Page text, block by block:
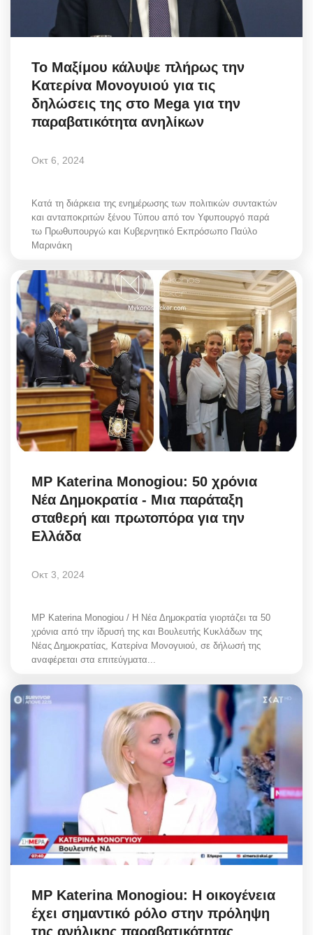
Το Μαξίμου κάλυψε πλήρως την
Κατερίνα Μονογυιού για τις
δηλώσεις της στο Mega για την
παραβατικότητα ανηλίκων
Οκτ 6, 2024
Κατά τη διάρκεια της ενημέρωσης των πολιτικών συντακτών
και ανταποκριτών ξένου Τύπου από τον Υφυπουργό παρά
τω Πρωθυπουργώ και Κυβερνητικό Εκπρόσωπο Παύλο
Μαρινάκη
MP Katerina Monogiou: 50 χρόνια
Νέα Δημοκρατία - Μια παράταξη
σταθερή και πρωτοπόρα για την
Ελλάδα
Οκτ 3, 2024
MP Katerina Monogiou / Η Νέα Δημοκρατία γιορτάζει τα 50
χρόνια από την ίδρυσή της και Βουλευτής Κυκλάδων της
Νέας Δημοκρατίας, Κατερίνα Μονογυιού, σε δήλωσή της
αναφέρεται στα επιτεύγματα...
MP Katerina Monogiou: Η οικογένεια
έχει σημαντικό ρόλο στην πρόληψη
της ανήλικης παραβατικότητας